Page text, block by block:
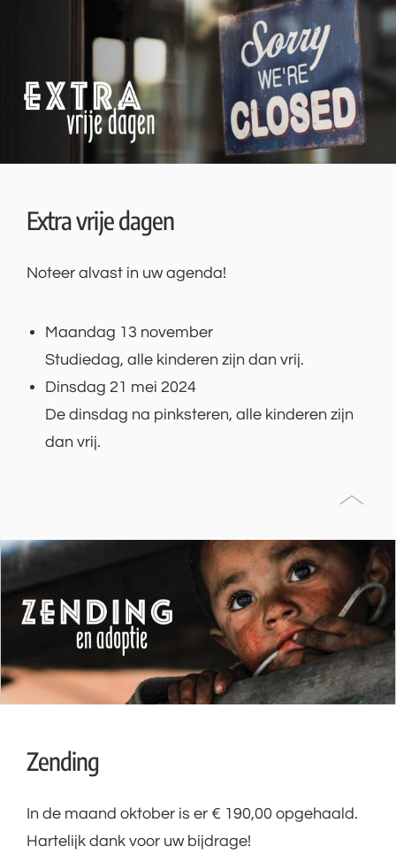
Extra vrije dagen
Noteer alvast in uw agenda!
Maandag 13 november
Studiedag, alle kinderen zijn dan vrij.
Dinsdag 21 mei 2024
De dinsdag na pinksteren, alle kinderen zijn
dan vrij.
Zending
In de maand oktober is er € 190,00 opgehaald.
Hartelijk dank voor uw bijdrage!